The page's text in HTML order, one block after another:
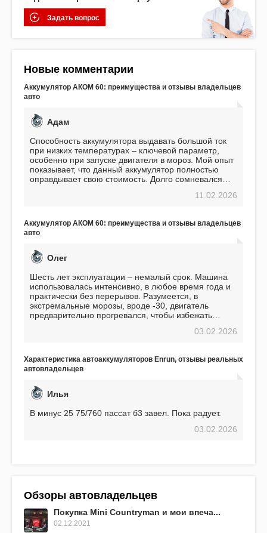
Задать вопрос
Новые комментарии
Аккумулятор АКОМ 60: преимущества и отзывы владельцев
авто
Адам
Способность аккумулятора выдавать большой ток
при низких температурах – ключевой параметр,
особенно при запуске двигателя в мороз. Мой опыт
показывает, что данный аккумулятор полностью
оправдывает свою стоимость. Долго сомневался
пожалел. Считаю, что это отличное вложение,11.02.2026
Аккумулятор АКОМ 60: преимущества и отзывы владельцев
авто
Олег
Шесть лет эксплуатации – немалый срок. Машина
использовалась интенсивно, в любое время года и
практически без перерывов. Разумеется, в
экстремальные морозы, вроде -30, двигатель
предварительно прогревался, чтобы избежать
использования не было ни единой поломки,
EFB 75. Судя по характеристикам, он даже
превосходит предыдущую модель.
03.02.2026
Характеристика автоаккумуляторов Enrun, отзывы реальных
автовладельцев
Илья
В минус 25 75/760 пассат б3 завел. Пока радует.
03.02.2026
Обзоры автовладельцев
Покупка Mini Countryman и мои впеча...
02.12.2021